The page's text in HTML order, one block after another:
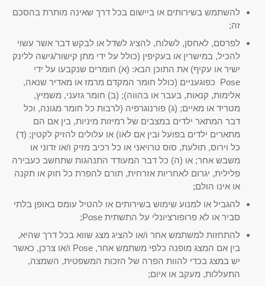
להשתמש בשירותים או ביישום בכל דרך שאינה מותרת בהסכם
זה;
לפרסם, לאחסן, לשלוח, להציג לשדל או לבקש דבר אשר עשוי
להכיל, במישרין או בעקיפין (כולל על ידי מתן קישור/גישה ללינק
ישיר או עקיף) את התוכן הבא: (א) חומרים שנקבעו על ידי
Pose כפוגעניים (כולל חומר המקדם מרמז או מאדיר שנאה,
אלימות, קנאות, בעבר או בהווה); (ב) חומר גזעני, משמיץ,
מטריד או מאיים; (ג) פורנוגרפיה (לרבות כל חומר מגונה, וכל
דבר המתאר ילדים במצבים של רמיזות מיניות, בין אם הם
מתארים ילדים בפועל ובין אם לאו) או עלולים להזיק לקטין; (ד)
כל וירוס, תולעת, סוס טרויאני או כל רכיב מזיק ו/או זדוני או
משבש אחר; או (ה) כל דבר המעודד התנהגות שתחשב כעבירה
פלילית, יגרום לאחריות אזרחית, תורם להפרת כל חוק או תקנה
או אינו הולם;
להגביל או למנוע שימוש בשירותים או להטיל עומס באופן בלתי
סביר או לא פרופורציונלי על התשתית Pose;
להתחזות למשתמש אחר ו/או להציג מצג שווא בכל דרך שהיא,
בין אם המצג מופנה כלפי משתמש אחר, Pose ו/או צרכן, כאשר
יש במצג בכדי להוות הפרה של הזכות המשפטית, השמצה,
התעללות, מעקב או איום;